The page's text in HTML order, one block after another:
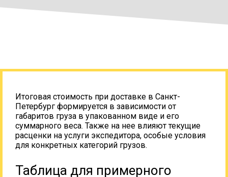
Итоговая стоимость при доставке в Санкт-
Петербург формируется в зависимости от
габаритов груза в упакованном виде и его
суммарного веса. Также на нее влияют текущие
расценки на услуги экспедитора, особые условия
для конкретных категорий грузов.
Таблица для примерного